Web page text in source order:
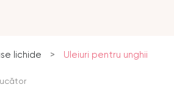
lichide > Uleiuri pentru unghii